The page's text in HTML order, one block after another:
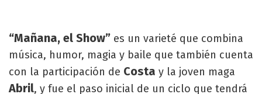
“Mañana, el Show” es un varieté que combina
música, humor, magia y baile que también cuenta
con la participación de Costa y la joven maga
Abril, y fue el paso inicial de un ciclo que tendrá